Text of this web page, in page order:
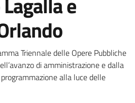
notizia
Triennale delle Opere Pubbliche
di amministrazione e dalla
alla luce delle